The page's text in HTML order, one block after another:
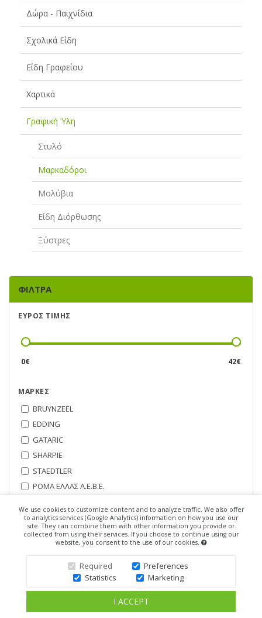
We use cookies to customize content and to analyze traffic. We also offer
to analytics services (Google Analytics) information on how you use our
site. They can combine them with other information you provide or
collected from using their services. If you choose to continue using our
website, you consent to the use of our cookies.
Required
Preferences
Statistics
Marketing
I ACCEPT
Δώρα - Παιχνίδια
Σχολικά Είδη
Είδη Γραφείου
Χαρτικά
Γραφική Ύλη
Στυλό
Μαρκαδόροι
Μολύβια
Είδη Διόρθωσης
Ξύστρες
ΦΊΛΤΡΑ
ΕΎΡΟΣ ΤΙΜΉΣ
0€ 42€
ΜΆΡΚΕΣ
BRUYNZEEL
EDDING
GATARIC
SHARPIE
STAEDTLER
ΡΟΜΑ ΕΛΛΑΣ Α.Ε.Β.Ε.
SAKURA
Sunday
FABER CASTELL
Μόνο Διαθέσιμα